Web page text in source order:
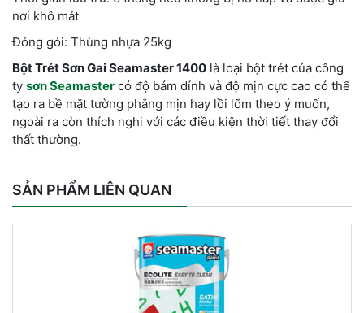
nơi khô mát
Đóng gói: Thùng nhựa 25kg
Bột Trét Sơn Gai Seamaster 1400 là loại bột trét của công
ty sơn Seamaster có độ bám dính và độ mịn cực cao có thể
tạo ra bề mặt tường phẳng mịn hay lồi lõm theo ý muốn,
ngoài ra còn thích nghi với các điều kiện thời tiết thay đổi
thất thường.
SẢN PHẨM LIÊN QUAN